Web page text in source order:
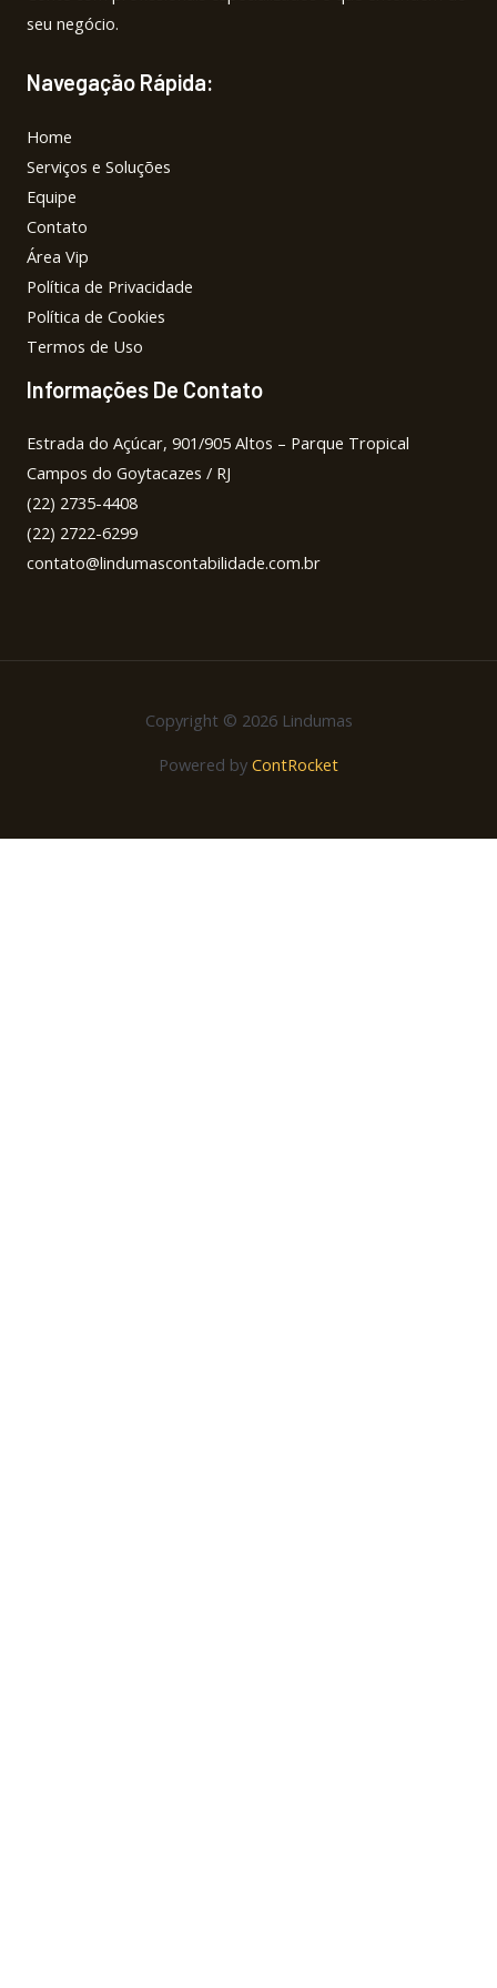
seu negócio.
Navegação Rápida:
Home
Serviços e Soluções
Equipe
Contato
Área Vip
Política de Privacidade
Política de Cookies
Termos de Uso
Informações De Contato
Estrada do Açúcar, 901/905 Altos – Parque Tropical
Campos do Goytacazes / RJ
(22) 2735-4408
(22) 2722-6299
contato@lindumascontabilidade.com.br
Copyright © 2026 Lindumas
Powered by ContRocket